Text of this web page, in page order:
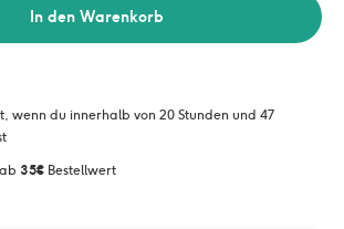
In den Warenkorb
wenn du innerhalb von 20 Stunden und 47
35€ Bestellwert